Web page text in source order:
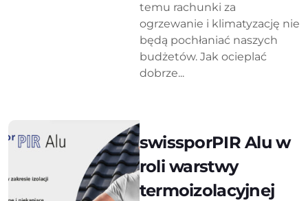
temu rachunki za
ogrzewanie i klimatyzację nie
będą pochłaniać naszych
budżetów. Jak ocieplać
dobrze...
swissporPIR Alu w
roli warstwy
termoizolacyjnej